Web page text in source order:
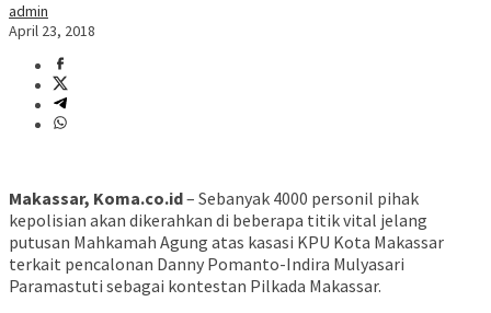
admin
April 23, 2018
Makassar, Koma.co.id– Sebanyak 4000 personil pihak
kepolisian akan dikerahkan di beberapa titik vital jelang
putusan Mahkamah Agung atas kasasi KPU Kota Makassar
terkait pencalonan Danny Pomanto-Indira Mulyasari
Paramastuti sebagai kontestan Pilkada Makassar.